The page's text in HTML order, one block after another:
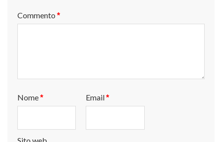
Commento *
Nome* Email*
Sito web